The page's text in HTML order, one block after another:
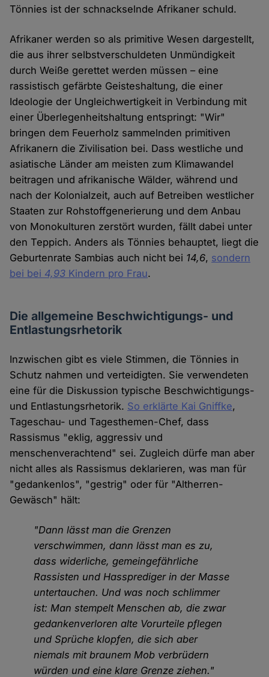
Tönnies ist der schnackselnde Afrikaner schuld.
Afrikaner werden so als primitive Wesen dargestellt,
die aus ihrer selbstverschuldeten Unmündigkeit
durch Weiße gerettet werden müssen – eine
rassistisch gefärbte Geisteshaltung, die einer
Ideologie der Ungleichwertigkeit in Verbindung mit
einer Überlegenheitshaltung entspringt: "Wir"
bringen dem Feuerholz sammelnden primitiven
Afrikanern die Zivilisation bei. Dass westliche und
asiatische Länder am meisten zum Klimawandel
beitragen und afrikanische Wälder, während und
nach der Kolonialzeit, auch auf Betreiben westlicher
Staaten zur Rohstoffgenerierung und dem Anbau
von Monokulturen zerstört wurden, fällt dabei unter
den Teppich. Anders als Tönnies behauptet, liegt die
Geburtenrate Sambias auch nicht bei 14,6, sondern
bei bei 4,93 Kindern pro Frau.
Die allgemeine Beschwichtigungs- und
Entlastungsrhetorik
Inzwischen gibt es viele Stimmen, die Tönnies in
Schutz nahmen und verteidigten. Sie verwendeten
eine für die Diskussion typische Beschwichtigungs-
und Entlastungsrhetorik. So erklärte Kai Gniffke,
Tageschau- und Tagesthemen-Chef, dass
Rassismus "eklig, aggressiv und
menschenverachtend" sei. Zugleich dürfe man aber
nicht alles als Rassismus deklarieren, was man für
"gedankenlos", "gestrig" oder für "Altherren-
Gewäsch" hält:
"Dann lässt man die Grenzen
verschwimmen, dann lässt man es zu,
dass widerliche, gemeingefährliche
Rassisten und Hassprediger in der Masse
untertauchen. Und was noch schlimmer
ist: Man stempelt Menschen ab, die zwar
gedankenverloren alte Vorurteile pflegen
und Sprüche klopfen, die sich aber
niemals mit braunem Mob verbrüdern
würden und eine klare Grenze ziehen."